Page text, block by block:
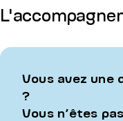
Vous avez une
?
Vous n’êtes